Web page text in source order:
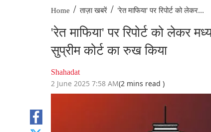
Home / ताज़ा खबरें / 'रेत माफिया' पर रिपोर्ट को लेकर...
'रेत माफिया' पर रिपोर्ट को लेकर
सुप्रीम कोर्ट का रुख किया
Shahadat
2 June 2025 7:58 AM(2 mins read )